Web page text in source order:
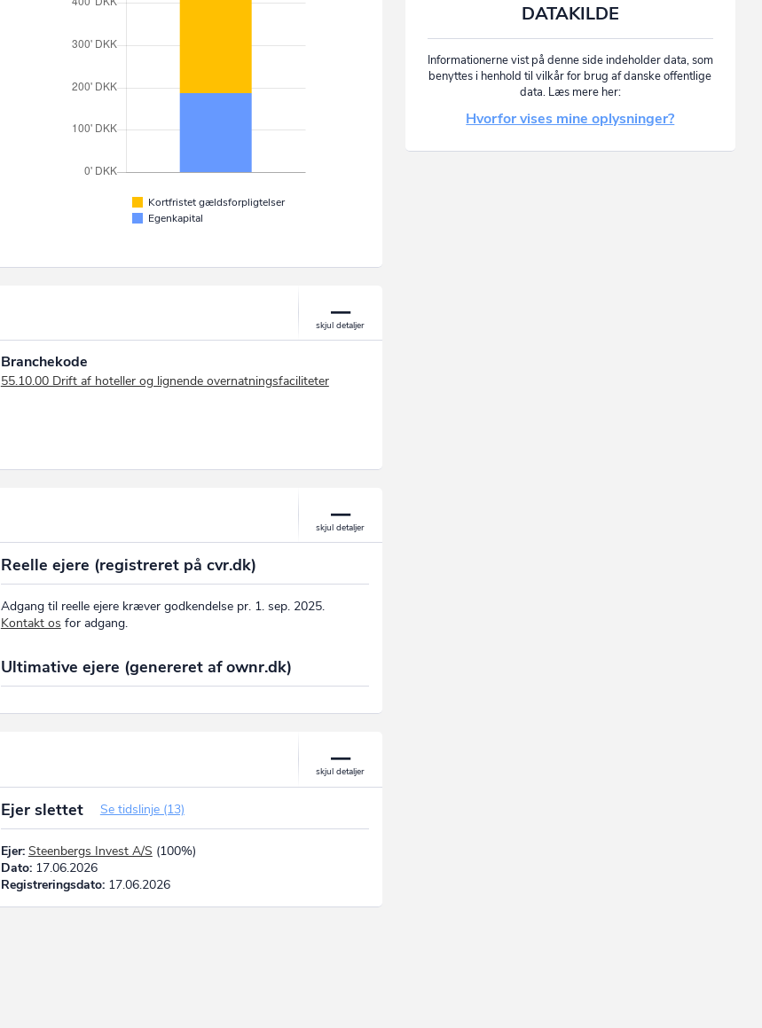
Kortfristet gældsforpligtelser
Egenkapital
Branchekode
55.10.00 Drift af hoteller og lignende overnatningsfaciliteter
Reelle ejere (registreret på cvr.dk)
Adgang til reelle ejere kræver godkendelse pr. 1. sep. 2025.
Kontakt os for adgang.
Ultimative ejere (genereret af ownr.dk)
Ejer slettet Se tidslinje (13)
Ejer: Steenbergs Invest A/S (100%)
Dato:17.06.2026
Registreringsdato:17.06.2026
DATAKILDE
Informationerne vist på denne side indeholder data, som
benyttes i henhold til vilkår for brug af danske offentlige
data. Læs mere her:
Hvorfor vises mine oplysninger?